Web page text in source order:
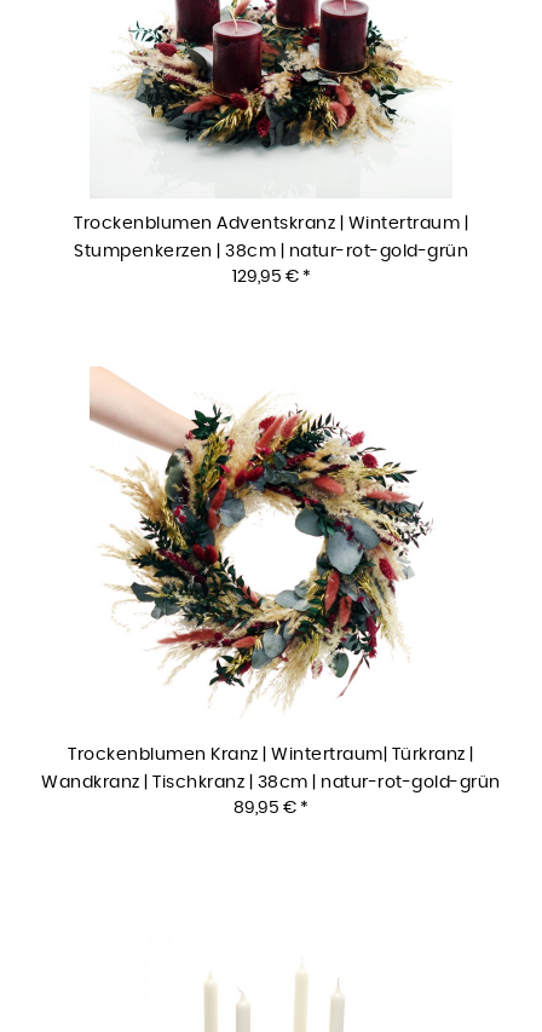
Trockenblumen Adventskranz | Wintertraum |
Stumpenkerzen | 38cm | natur-rot-gold-grün
129,95 € *
Trockenblumen Kranz | Wintertraum| Türkranz |
Wandkranz | Tischkranz | 38cm | natur-rot-gold-grün
89,95 € *